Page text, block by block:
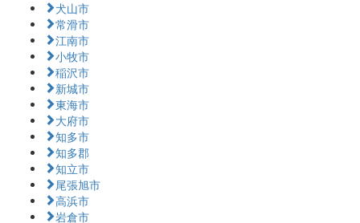
犬山市
常滑市
江南市
小牧市
稲沢市
新城市
東海市
大府市
知多市
知多郡
知立市
尾張旭市
高浜市
岩倉市